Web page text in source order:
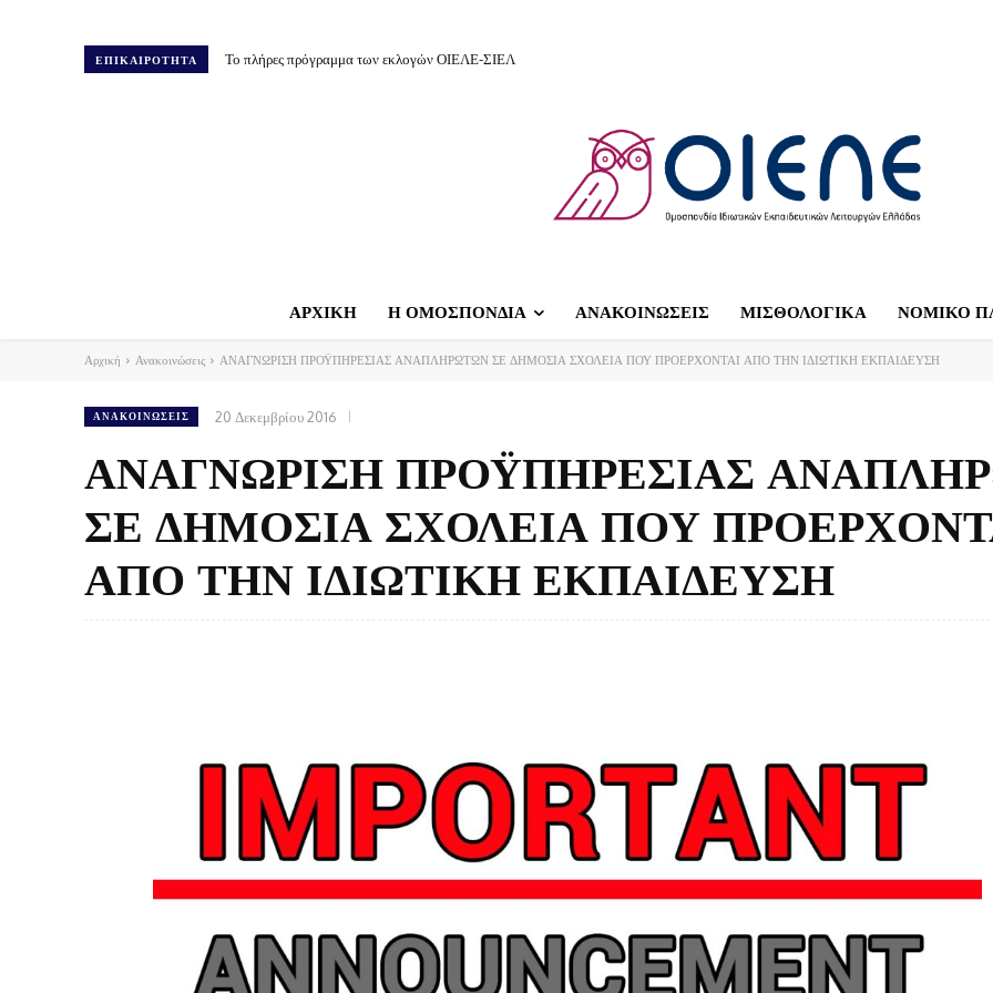
ΕΠΙΚΑΙΡΟΤΗΤΑ Το πλήρες πρόγραμμα των εκλογών ΟΙΕΛΕ-ΣΙΕΛ
ΑΡΧΙΚΗ Η ΟΜΟΣΠΟΝΔΙΑ ΑΝΑΚΟΙΝΩΣΕΙΣ ΜΙΣΘΟΛΟΓΙΚΑ ΝΟΜΙΚΟ
Αρχική Ανακοινώσεις ΑΝΑΓΝΩΡΙΣΗ ΠΡΟΫΠΗΡΕΣΙΑΣ ΑΝΑΠΛΗΡΩΤΩΝ ΣΕ ΔΗΜΟΣΙΑ ΣΧΟΛΕΙΑ ΠΟΥ ΠΡΟΕΡΧΟΝΤΑΙ ΑΠΟ ΤΗΝ ΙΔΙΩΤΙΚΗ ΕΚΠΑΙΔΕΥΣΗ
ΑΝΑΚΟΙΝΏΣΕΙΣ 20 Δεκεμβρίου 2016
ΑΝΑΓΝΩΡΙΣΗ ΠΡΟΫΠΗΡΕΣΙΑΣ
ΣΕ ΔΗΜΟΣΙΑ ΣΧΟΛΕΙΑ ΠΟΥ
ΑΠΟ ΤΗΝ ΙΔΙΩΤΙΚΗ ΕΚΠΑΙΔΕΥΣΗ